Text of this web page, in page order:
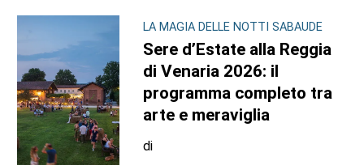
LA MAGIA DELLE NOTTI SABAUDE
Sere d’Estate alla Reggia
di Venaria 2026: il
programma completo tra
arte e meraviglia
di